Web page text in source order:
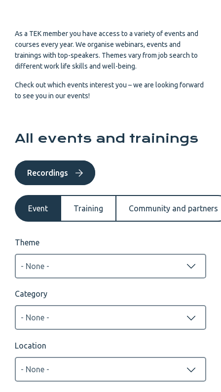
As a TEK member you have access to a variety of events and
courses every year. We organise webinars, events and
trainings with top-speakers. Themes vary from job search to
different work life skills and well-being.
Check out which events interest you – we are looking forward
to see you in our events!
All events and trainings
Recordings
Event Training Community and partners
Theme
Category
Location